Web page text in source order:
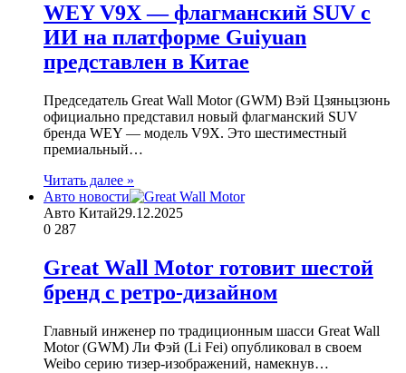
WEY V9X — флагманский SUV с
ИИ на платформе Guiyuan
представлен в Китае
Председатель Great Wall Motor (GWM) Вэй Цзяньцзюнь
официально представил новый флагманский SUV
бренда WEY — модель V9X. Это шестиместный
премиальный…
Читать далее »
Авто новости
Авто Китай29.12.2025
0 287
Great Wall Motor готовит шестой
бренд с ретро-дизайном
Главный инженер по традиционным шасси Great Wall
Motor (GWM) Ли Фэй (Li Fei) опубликовал в своем
Weibo серию тизер-изображений, намекнув…